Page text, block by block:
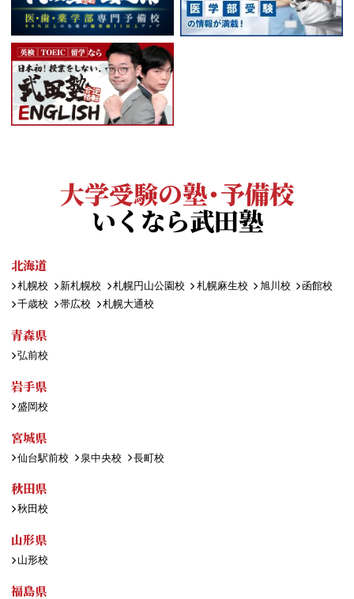
大学受験の塾・予備校
いくなら武田塾
北海道
札幌校 新札幌校 札幌円山公園校 札幌麻生校 旭川校
函館校
千歳校
帯広校 札幌大通校
青森県
弘前校
岩手県
盛岡校
宮城県
仙台駅前校 泉中央校 長町校
秋田県
秋田校
山形県
山形校
福島県